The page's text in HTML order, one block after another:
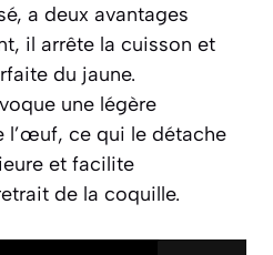
a deux avantages
il arrête la cuisson et
du jaune.
une légère
l’œuf, ce qui le détache
et facilite
de la coquille.